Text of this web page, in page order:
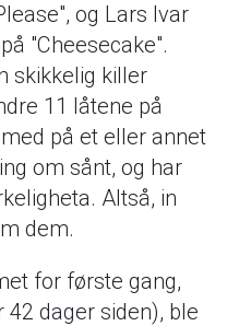
og Lars Ivar
"Cheesecake".
skikkelig killer
11 låtene på
på et eller annet
om sånt, og har
Altså, in
dem.
for første gang,
dager siden), ble